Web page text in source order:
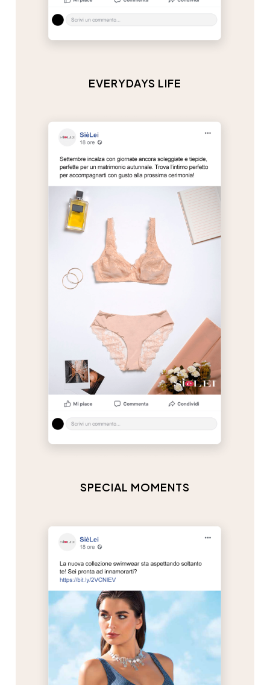
EVERYDAYS LIFE
SPECIAL MOMENTS